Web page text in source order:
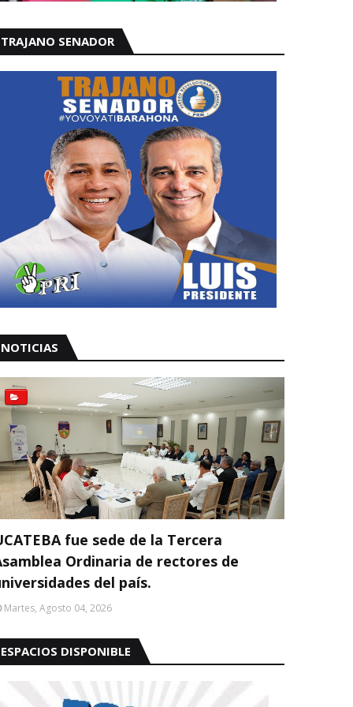
TRAJANO SENADOR
NOTICIAS
fue sede de la Tercera
Ordinaria de rectores de
del país.
Martes, Agosto 04, 2026
ESPACIOS DISPONIBLE